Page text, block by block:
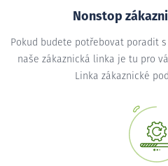
Nonstop
Pokud budete potřebovat poradit
naše zákaznická linka je tu pro
Linka zákaznické